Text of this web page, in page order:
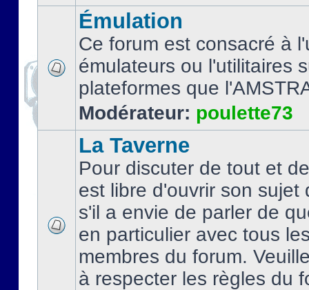
Émulation
Ce forum est consacré à
émulateurs ou l'utilitaires
plateformes que
Modérateur: poulette73
La Taverne
Pour discuter de tout et
est libre d'ouvrir son sujet
s'il a envie de parler de
en particulier avec tous
membres du forum.
à respecter les règles du